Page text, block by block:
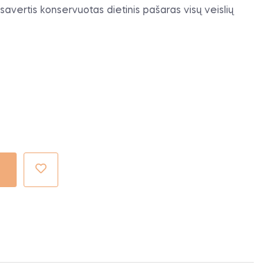
konservuotas dietinis pašaras visų veislių